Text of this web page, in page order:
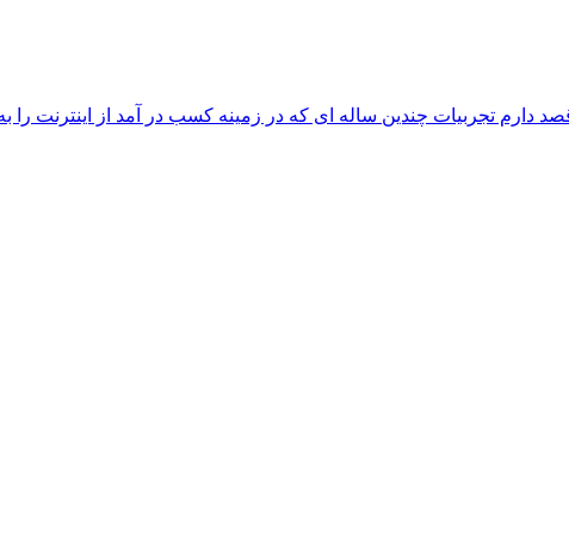
تجربیات چندین ساله ای که در زمینه کسب در آمد از اینترنت را